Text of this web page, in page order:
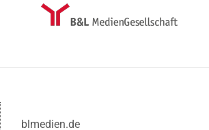
blmedien.de